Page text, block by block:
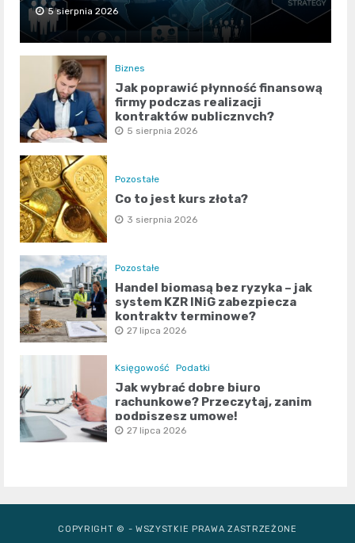
5 sierpnia 2026
Biznes
Jak poprawić płynność finansową
firmy podczas realizacji
kontraktów publicznych?
5 sierpnia 2026
Pozostałe
Co to jest kurs złota?
3 sierpnia 2026
Pozostałe
Handel biomasą bez ryzyka – jak
system KZR INiG zabezpiecza
kontrakty terminowe?
27 lipca 2026
Księgowość Podatki
Jak wybrać dobre biuro
rachunkowe? Przeczytaj, zanim
podpiszesz umowę!
27 lipca 2026
COPYRIGHT © - WSZYSTKIE PRAWA ZASTRZEŻONE